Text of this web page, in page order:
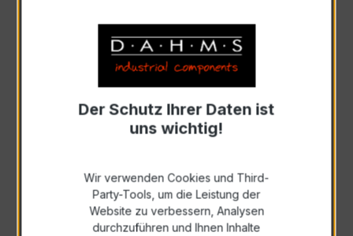
Auswahl zurücksetzen
Art. Nr.:46636
Zur Sammelanfrage hinzufügen
Der Schutz Ihrer Daten ist
uns wichtig!
Wir verwenden Cookies und Third-
Party-Tools, um die Leistung der
Website zu verbessern, Analysen
durchzuführen und Ihnen Inhalte